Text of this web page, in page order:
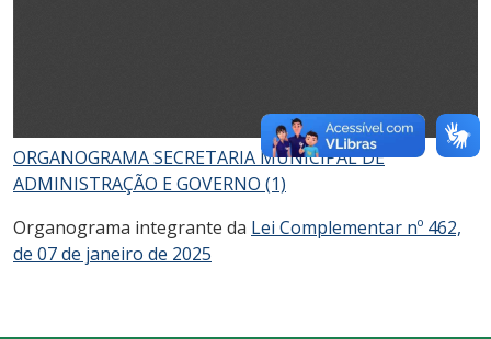
ORGANOGRAMA SECRETARIA MUNICIPAL DE
ADMINISTRAÇÃO E GOVERNO (1)
Organograma integrante da Lei Complementar nº 462,
de 07 de janeiro de 2025